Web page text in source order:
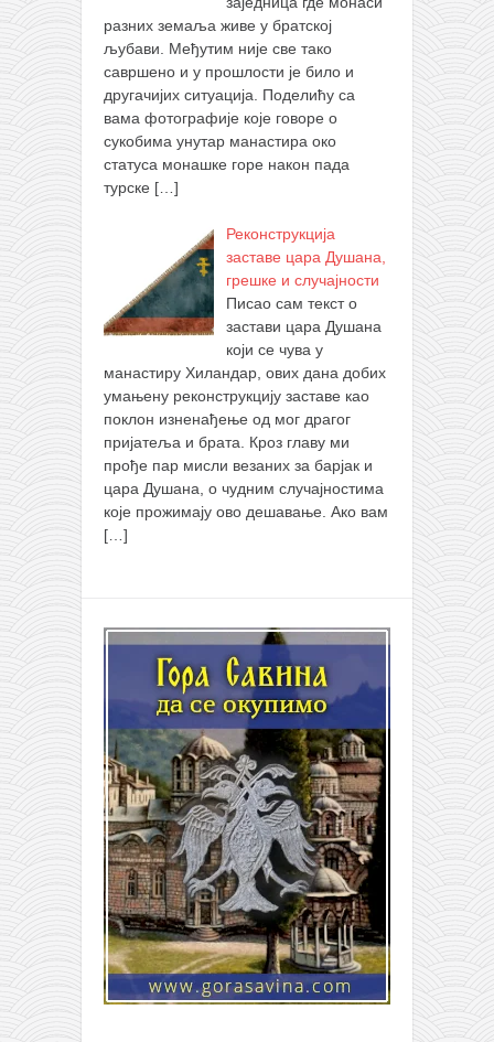
разних земаља живе у братској
љубави. Међутим није све тако
савршено и у прошлости је било и
другачијих ситуација. Поделићу са
вама фотографије које говоре о
сукобима унутар манастира око
статуса монашке горе након пада
турске […]
Реконструкција
заставе цара Душана,
грешке и случајности
Писао сам текст о
застави цара Душана
који се чува у
манастиру Хиландар, ових дана добих
умањену реконструкцију заставе као
поклон изненађење од мог драгог
пријатеља и брата. Кроз главу ми
прође пар мисли везаних за барјак и
цара Душана, о чудним случајностима
које прожимају ово дешавање. Ако вам
[…]